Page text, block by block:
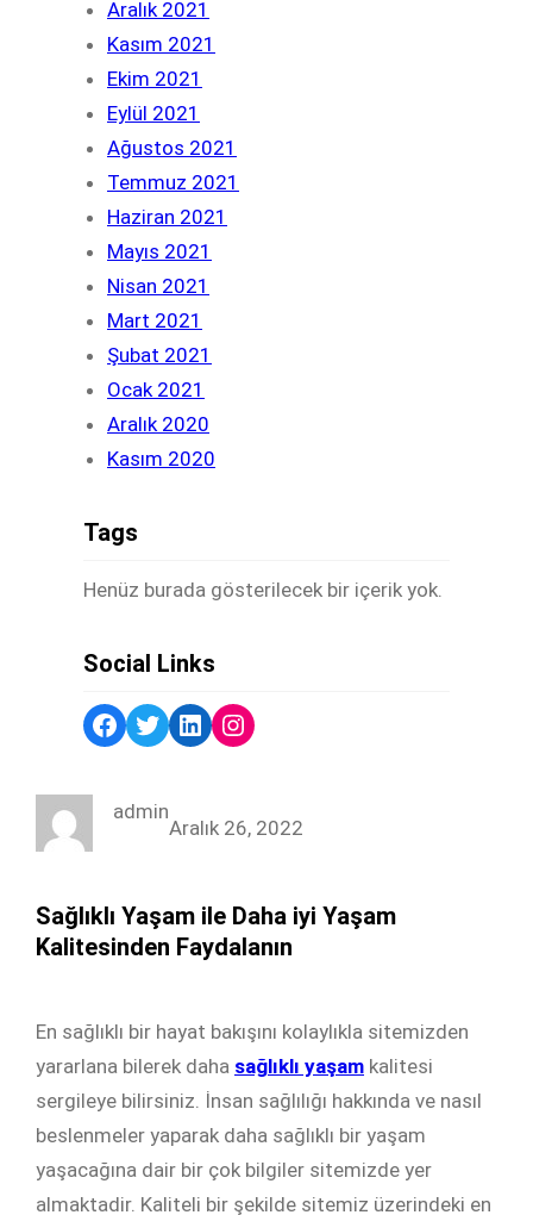
Aralık 2021
Kasım 2021
Ekim 2021
Eylül 2021
Ağustos 2021
Temmuz 2021
Haziran 2021
Mayıs 2021
Nisan 2021
Mart 2021
Şubat 2021
Ocak 2021
Aralık 2020
Kasım 2020
Tags
Henüz burada gösterilecek bir içerik yok.
Social Links
Facebook Twitter LinkedIn Instagram
admin
Aralık 26, 2022
Sağlıklı Yaşam ile Daha iyi Yaşam
Kalitesinden Faydalanın
En sağlıklı bir hayat bakışını kolaylıkla sitemizden
yararlana bilerek daha sağlıklı yaşam kalitesi
sergileye bilirsiniz. İnsan sağlılığı hakkında ve nasıl
beslenmeler yaparak daha sağlıklı bir yaşam
yaşacağına dair bir çok bilgiler sitemizde yer
almaktadir. Kaliteli bir şekilde sitemiz üzerindeki en